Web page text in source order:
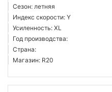
Сезон: летняя
Индекс скорости: Y
Усиленность: XL
Год производства:
Страна:
Магазин: R20